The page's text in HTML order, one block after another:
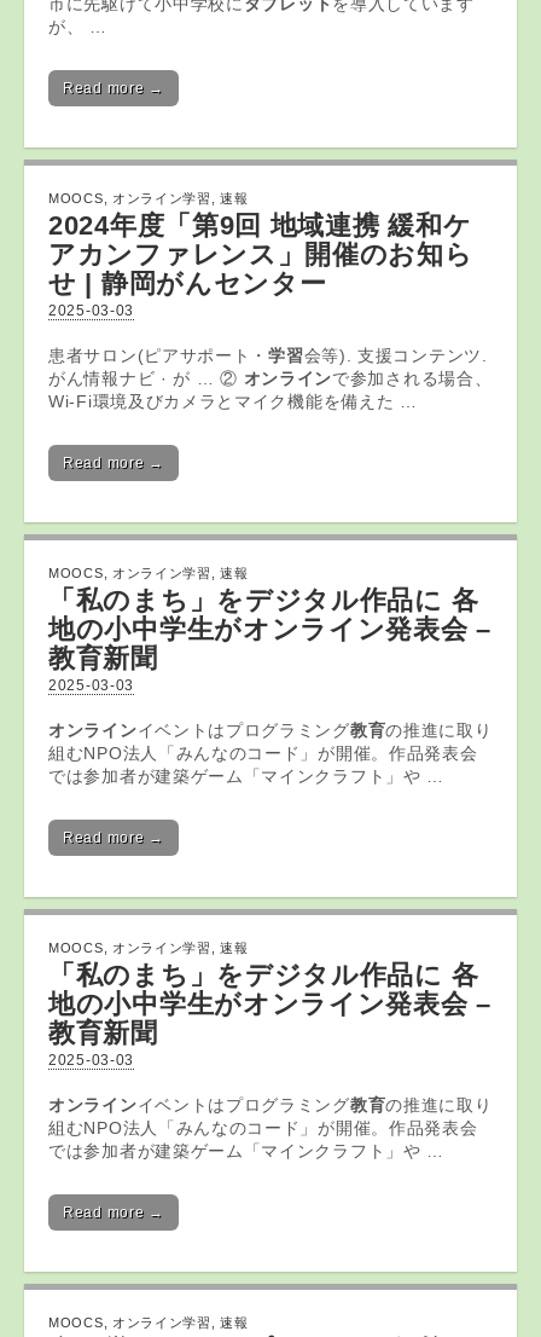
が、 …
Read more →
MOOCS オンライン学習 ,速報
2024年度「第9回 地域連携 緩和ケ
アカンファレンス」開催のお知ら
せ | 静岡がんセンター
2025-03-03
患者サロン(ピアサポート・学習会等). 支援コンテンツ.
がん情報ナビ · が … ② オンラインで参加される場合、
Wi-Fi環境及びカメラとマイク機能を備えた …
Read more →
MOOCS オンライン学習 ,速報
「私のまち」をデジタル作品に 各
地の小中学生がオンライン発表会 –
教育新聞
2025-03-03
オンラインイベントはプログラミング教育の推進に取り
組むNPO法人「みんなのコード」が開催。作品発表会
では参加者が建築ゲーム「マインクラフト」や …
Read more →
MOOCS オンライン学習 ,速報
「私のまち」をデジタル作品に 各
地の小中学生がオンライン発表会 –
教育新聞
2025-03-03
オンラインイベントはプログラミング教育の推進に取り
組むNPO法人「みんなのコード」が開催。作品発表会
では参加者が建築ゲーム「マインクラフト」や …
Read more →
MOOCS オンライン学習 ,速報